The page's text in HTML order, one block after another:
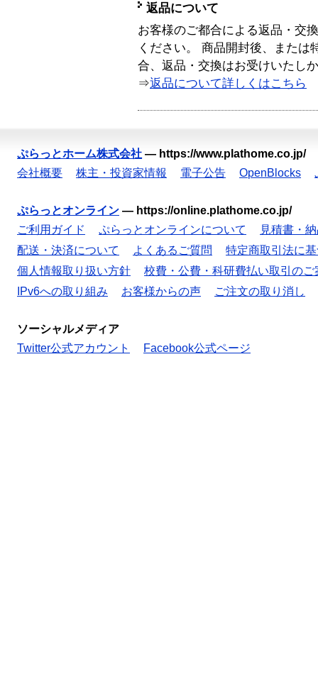
返品について
お客様のご都合による返品・交
ください。 商品開封後、または
合、返品・交換はお受けいたし
⇒返品について詳しくはこちら
ぷらっとホーム株式会社 — https://www.plathome.co.jp/
会社概要
株主・投資家情報 電子公告 OpenBlocks
ぷらっとオンライン — https://online.plathome.co.jp/
ご利用ガイド
ぷらっとオンラインについて
見積書・
配送・決済について
よくあるご質問
特定商取引法に
個人情報取り扱い方針
校費・公費・科研費払い取引のご
IPv6への取り組み
お客様からの声 ご注文の取り消し
ソーシャルメディア
Twitter公式アカウント
Facebook公式ページ